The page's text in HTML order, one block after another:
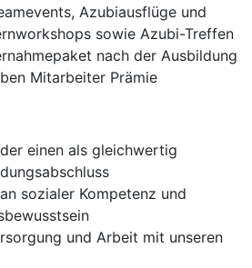
Azubiausflüge und
sowie Azubi-Treffen
nach der Ausbildung
Mitarbeiter Prämie
einen als gleichwertig
sozialer Kompetenz und
und Arbeit mit unseren